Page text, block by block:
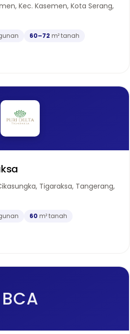
Kec. Kasemen, Kota Serang,
60–72 m² tanah
Tigaraksa, Tangerang,
60 m² tanah
BCA